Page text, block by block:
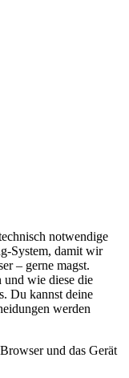
notwendige
System, damit wir
– gerne magst.
und wie diese die
Du kannst deine
werden
und das Gerät